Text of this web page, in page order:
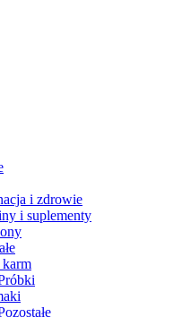
i zdrowie
i suplementy